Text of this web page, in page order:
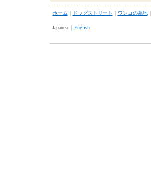
ホーム ｜ ドッグストリート ｜ ワンコの墓地｜
Japanese｜ English